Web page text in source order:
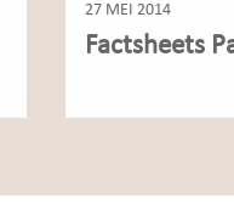
27 MEI 2014
Factsheets